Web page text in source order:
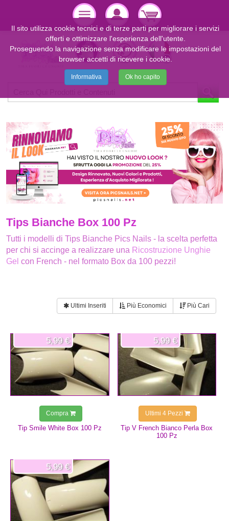
Tips Bianche Box 100 Pz
Tutti i modelli di Tips Bianche Pics Nails - la scelta perfetta
per chi si accinge a realizzare una Ricostruzione Unghie
Gel con French - nel formato Box da 100 pezzi!
Ultimi Inseriti Più Economici Più Cari
Tip Smile White Box 100 Pz
5,99 €
Compra
Tip V French Bianco Perla Box
100 Pz
5,99 €
Ultimi 4 Pezzi
5,99 €
Il sito utilizza cookie tecnici e di terze parti per migliorare i servizi
offerti e ottimizzare l'esperienza dell'utente.
Proseguendo la navigazione senza modificare le impostazioni del
browser accetti di ricevere i cookie.
Informativa Ok ho capito